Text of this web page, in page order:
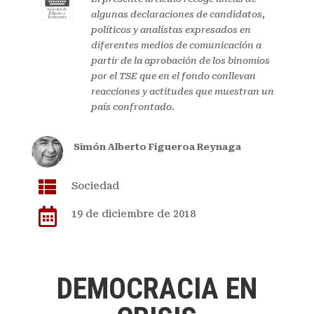
algunas declaraciones de candidatos,
políticos y analistas expresados en
diferentes medios de comunicación a
partir de la aprobación de los binomios
por el TSE que en el fondo conllevan
reacciones y actitudes que muestran un
país confrontado.
Simón Alberto Figueroa Reynaga
 Sociedad
 19 de diciembre de 2018
DEMOCRACIA EN